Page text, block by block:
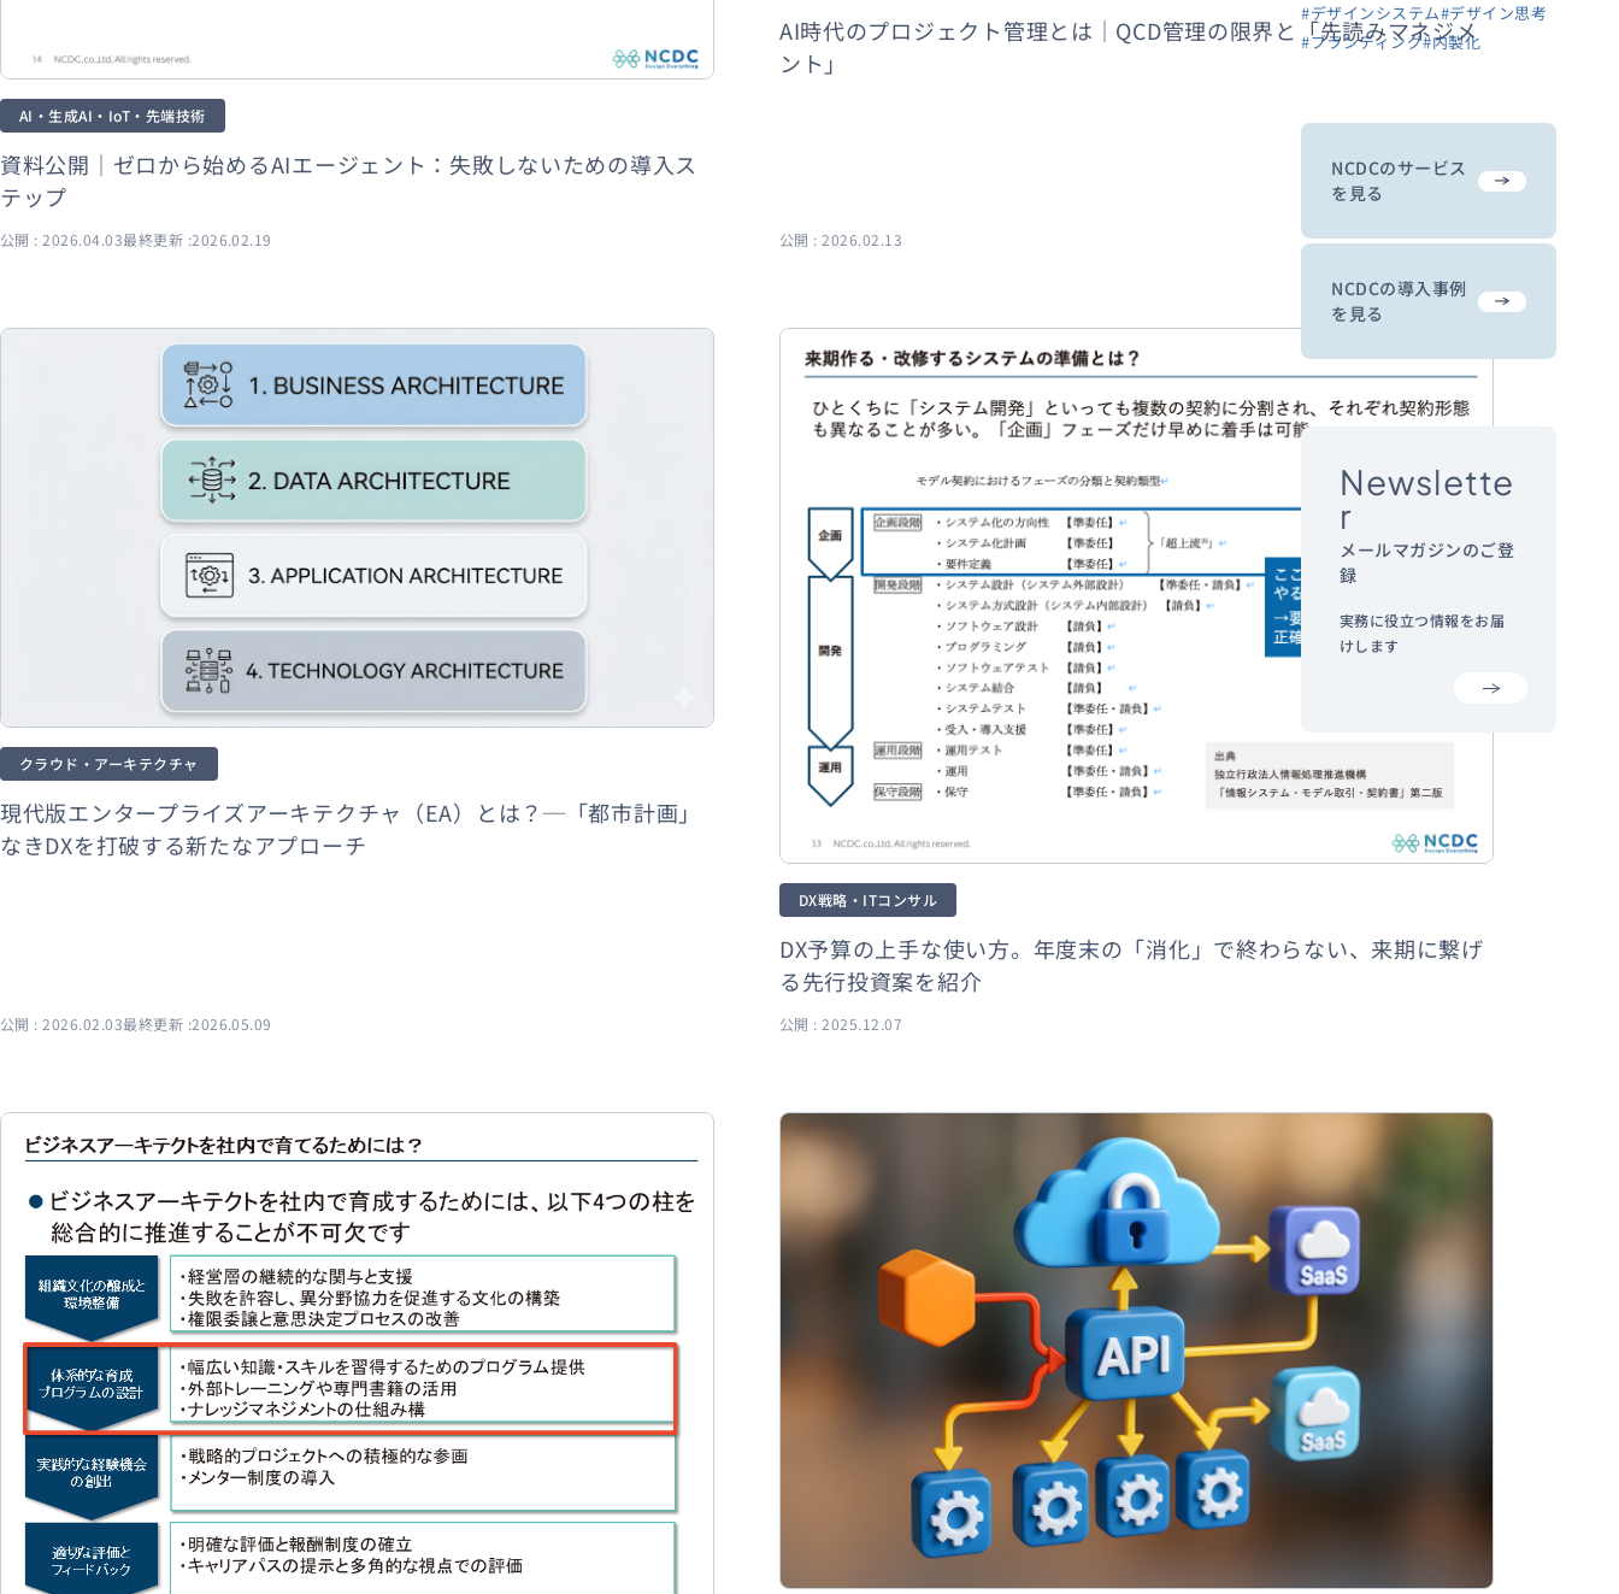
AI・生成AI・IoT・先端技術
資料公開｜ゼロから始めるAIエージェント：失敗しないための導入ス
テップ
公開 : 2026.04.03最終更新 :2026.02.19
AI時代のプロジェクト管理とは｜QCD管理の限界と「先読みマネジメ
ント」
公開 : 2026.02.13
クラウド・アーキテクチャ
現代版エンタープライズアーキテクチャ（EA）とは？─「都市計画」
なきDXを打破する新たなアプローチ
公開 : 2026.02.03最終更新 :2026.05.09
DX戦略・ITコンサル
DX予算の上手な使い方。年度末の「消化」で終わらない、来期に繋げ
る先行投資案を紹介
公開 : 2025.12.07
#デザインシステム#デザイン思考
#ブランディング#内製化
NCDCのサービス
を見る
NCDCの導入事例
を見る
Newslette
r
メールマガジンのご登
録
実務に役立つ情報をお届
けします